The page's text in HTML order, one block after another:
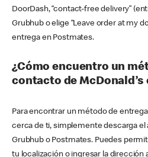
DoorDash, “contact-free delivery”
Grubhub o elige “Leave order at my
entrega en Postmates.
¿Cómo encuentro un
contacto de McDonald’s
Para encontrar un método de
cerca de ti, simplemente descarga el
Grubhub o Postmates. Puedes
tu localización o ingresar la dirección